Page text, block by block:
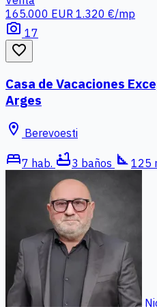
165.000 EUR 1.320 €/mp
photo_camera 17
favorite_border
Casa de Vacaciones
Arges
location_on Berevoesti
bed7 hab. bathtub3 baños square_foot 125